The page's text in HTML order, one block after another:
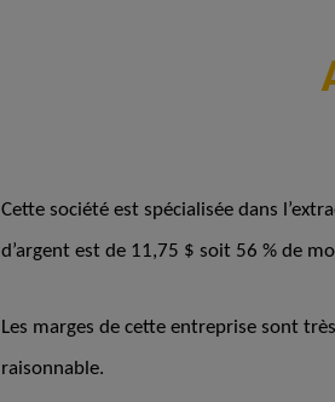
Cette société est spécialisée dans
d’argent est de 11,75 $ soit 56 % de
Les marges de cette entreprise sont
raisonnable.